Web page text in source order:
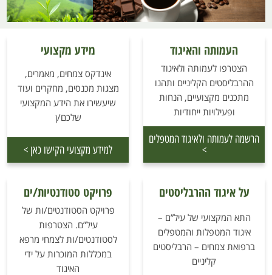
העמותה והאיגוד
הצטרפו לעמותה ולאיגוד
ההרבליסטים הקליניים ותהנו
מתכנים מקצועיים, הנחות
ופעילויות ייחודיות
הרשמה לעמותה ולאיגוד המטפלים
>
מידע מקצועי
אינדקס צמחים, מאמרים,
מצגות מכנסים, מחקרים ועוד
שיעשירו את הידע המקצועי
שלכם/ן
למידע מקצועי הקישו כאן >
על איגוד ההרבליסטים
התא המקצועי של עיל”ם –
איגוד המטפלות והמטפלים
ברפואת צמחים – הרבליסטים
קליניים
פרויקט סטודנטיות/ים
פרויקט הסטודנטים/ות של
עיל”ם. הצטרפות
לסטודנטים/ות לצמחי מרפא
במכללות המוכרות על ידי
האיגוד